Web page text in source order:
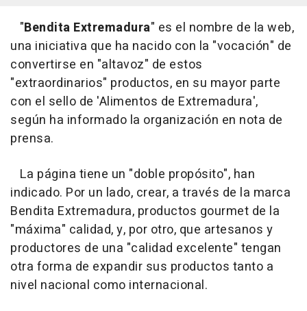
"Bendita Extremadura" es el nombre de la web,
una iniciativa que ha nacido con la "vocación" de
convertirse en "altavoz" de estos
"extraordinarios" productos, en su mayor parte
con el sello de 'Alimentos de Extremadura',
según ha informado la organización en nota de
prensa.
La página tiene un "doble propósito", han
indicado. Por un lado, crear, a través de la marca
Bendita Extremadura, productos gourmet de la
"máxima" calidad, y, por otro, que artesanos y
productores de una "calidad excelente" tengan
otra forma de expandir sus productos tanto a
nivel nacional como internacional.